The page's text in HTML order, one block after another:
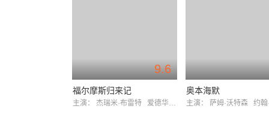
9.6
福尔摩斯归来记
主演： 杰瑞米·布雷特 爱德华·哈德威克
奥本海默
主演： 萨姆·沃特森 约